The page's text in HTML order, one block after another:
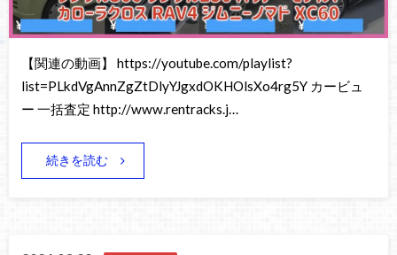
【関連の動画】 https://youtube.com/playlist?
list=PLkdVgAnnZgZtDlyYJgxdOKHOlsXo4rg5Y カービュ
ー 一括査定 http://www.rentracks.j…
続きを読む